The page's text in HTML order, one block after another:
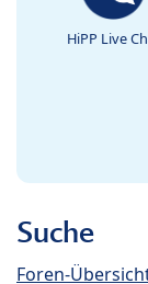
HiPP Live
Suche
Foren-